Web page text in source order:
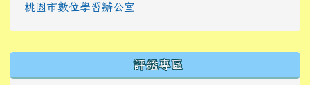
桃園市數位學習辦公室
評鑑專區